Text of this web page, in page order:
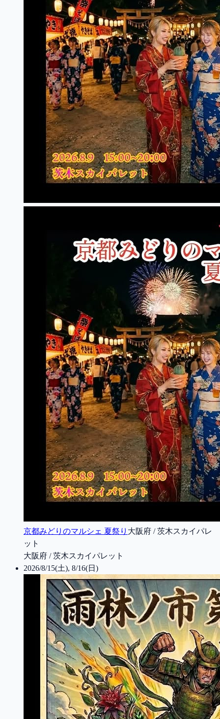
京都みどりのマルシェ 夏祭り 大阪府 / 茨木スカイパレ
ット
大阪府 / 茨木スカイパレット
2026/8/15(土), 8/16(日)